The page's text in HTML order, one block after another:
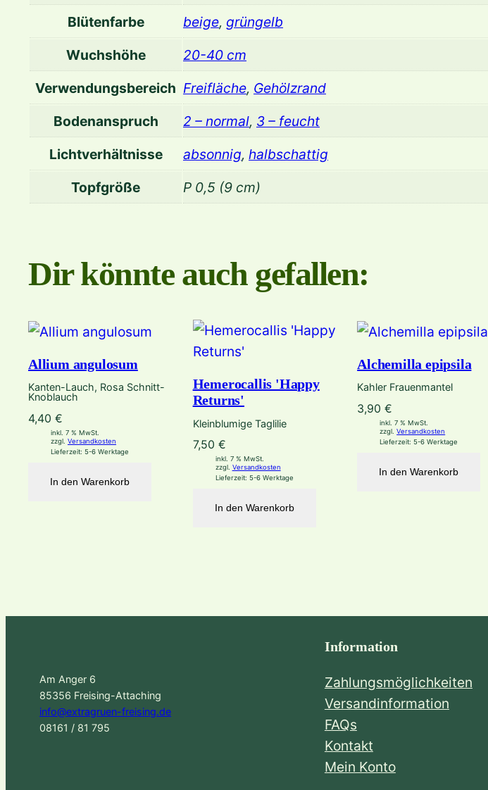
A
e
a
Blütenfarbe
beige, grüngelb
Wuchshöhe
20-40 cm
Verwendungsbereich Freifläche, Gehölzrand
Bodenanspruch
2 – normal, 3 – feucht
Lichtverhältnisse
absonnig, halbschattig
Topfgröße
P 0,5 (9 cm)
Dir könnte auch gefallen:
Allium angulosum
Kanten-Lauch, Rosa Schnitt-
Knoblauch
4,40 €
inkl. 7 % MwSt.
zzgl. Versandkosten
Lieferzeit: 5-6 Werktage
In den Warenkorb
Hemerocallis 'Happy
Returns'
Kleinblumige Taglilie
7,50 €
inkl. 7 % MwSt.
zzgl. Versandkosten
Lieferzeit: 5-6 Werktage
In den Warenkorb
Alchemilla epipsila
Kahler Frauenmantel
3,90€
inkl. 7 % MwSt.
zzgl.Versandkosten
Lieferzeit:5-6 Werktage
In den Warenkorb
Am Anger 6
85356 Freising-Attaching
info@extragruen-freising.de
08161 / 81 795
Information
Zahlungsmöglichkeiten
Versandinformation
FAQs
Kontakt
Mein Konto